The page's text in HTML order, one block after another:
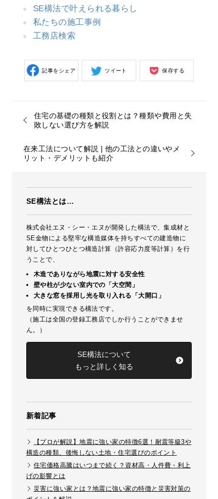
SE構法で叶えられる暮らし
私たちの施工事例
工務店検索
記事をシェア ツイート 保存する
住宅の基礎の種類と役割とは？種類や費用と失
敗しない選び方を解説
在来工法について解説 | 他の工法との違いやメ
リット・デメリットも紹介
SE構法とは…
株式会社エヌ・シー・エヌが開発した構法で、集成材と
SE金物による堅牢な構造媒体を持ちすべての建造物に
対してひとつひとつ構造計算（許容応力度等計算）を行
うことで、
木造でありながら地震に対する安全性
壁や柱が少ない室内での「大空間」
大きな窓を採用し光を取り入れる「大開口」
を同時に実現できる構法です。
（施工は全国の登録工務店でしか行うことができませ
ん。）
SE構法について
もっと詳しく知る
新着記事
【プロが解説】地震に強い家の特徴6選！耐震等級3や
構造の種類、後悔しない土地・住宅選びのポイント
住宅価格高騰はいつまで続く？資材高・人件費・利上
げの影響とは
災害に強い家とは？地震に強い家の特徴と災害対策の